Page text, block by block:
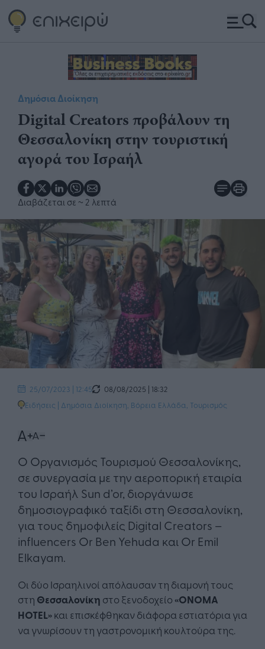
Δημόσια Διοίκηση
Digital Creators προβάλουν τη
Θεσσαλονίκη στην τουριστική
αγορά του Ισραήλ
Διαβάζεται σε ~ 2 λεπτά
25/07/2023 | 12:45
08/08/2025 | 18:32
Ειδήσεις | Δημόσια Διοίκηση Βόρεια Ελλάδα Τουρισμός
Ο Οργανισμός Τουρισμού Θεσσαλονίκης,
σε συνεργασία με την αεροπορική εταιρία
του Ισραήλ Sun d’or, διοργάνωσε
δημοσιογραφικό ταξίδι στη Θεσσαλονίκη,
για τους δημοφιλείς Digital Creators –
influencers Or Ben Yehuda και Or Emil
Elkayam.
Οι δύο Ισραηλινοί απόλαυσαν τη διαμονή τους
στη Θεσσαλονίκη στο ξενοδοχείο «ONOMA
HOTEL»και επισκέφθηκαν διάφορα εστιατόρια για
να γνωρίσουν τη γαστρονομική κουλτούρα της.